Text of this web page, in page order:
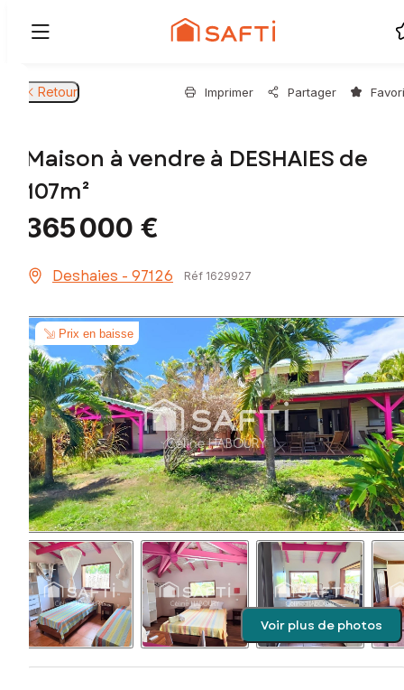
Retour Imprimer Partager
Maison à vendre à DESHAIES de
107m²
365 000 €
Deshaies - 97126 Réf 1629927
Prix en baisse
Voir plus de photos